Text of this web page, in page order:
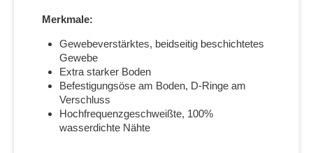
Merkmale:
Gewebeverstärktes, beidseitig beschichtetes
Gewebe
Extra starker Boden
Befestigungsöse am Boden, D-Ringe am
Verschluss
Hochfrequenzgeschweißte, 100%
wasserdichte Nähte